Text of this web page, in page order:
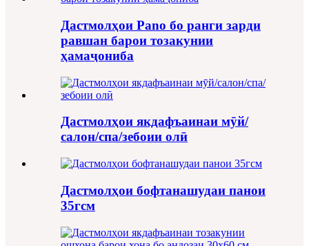
Дастмолҳои Pano бо ранги зарди
равшан барои тозакунии
ҳамаҷониба
Дастмолҳои якдафъаинаи мӯй/
салон/спа/зебоии олӣ
Дастмолҳои бофтанашудаи панои
35гсм